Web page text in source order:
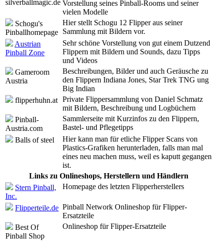
silverballmagic.de Vorstellung seines Pinball-Rooms und seiner
vielen Modelle
Schogu's
Pinballhomepage
Hier stellt Schogu 12 Flipper aus seiner
Sammlung mit Bildern vor.
Austrian
Pinball Zone
Sehr schöne Vorstellung von gut einem Dutzend
Flippern mit Bildern und Sounds, dazu Tipps
und Videos
Gameroom
Austria
Beschreibungen, Bilder und auch Geräusche zu
den Flippern Indiana Jones, Star Trek TNG ung
Big Indian
flipperhuhn.at Private Flippersammlung von Daniel Schmatz
mit Bildern, Beschreibung und Logbüchern
Pinball-
Austria.com
Sammlerseite mit Kurzinfos zu den Flippern,
Bastel- und Pflegetipps
Balls of steel
Hier kann man für etliche Flipper Scans von
Plastics-Grafiken herunterladen, falls man mal
eines neu machen muss, weil es kaputt gegangen
ist.
Links zu Onlineshops, Herstellern und Händlern
Stern Pinball,
Inc.
Homepage des letzten Flipperherstellers
Flipperteile.de Pinball Network Onlineshop für Flipper-
Ersatzteile
Best Of
Pinball Shop
Onlineshop für Flipper-Ersatzteile